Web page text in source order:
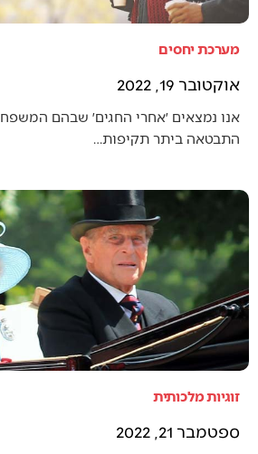
מערכת יחסים
אוקטובר 19, 2022
אנו נמצאים ׳אחרי החגים׳ שבהם
התבטאה ביתר תקיפות…
זוגיות מלכותית
ספטמבר 21, 2022